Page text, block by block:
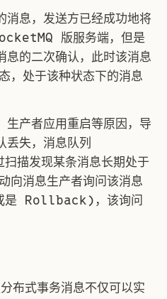
消息，发送方已经成功地将
版服务端，但是
息的二次确认，此时该消息
，处于该种状态下的消息
生产者应用重启等原因，导
丢失，消息队列
描发现某条消息长期处于
向消息生产者询问该消息
是 Rollback)，该询问
式事务消息不仅可以实